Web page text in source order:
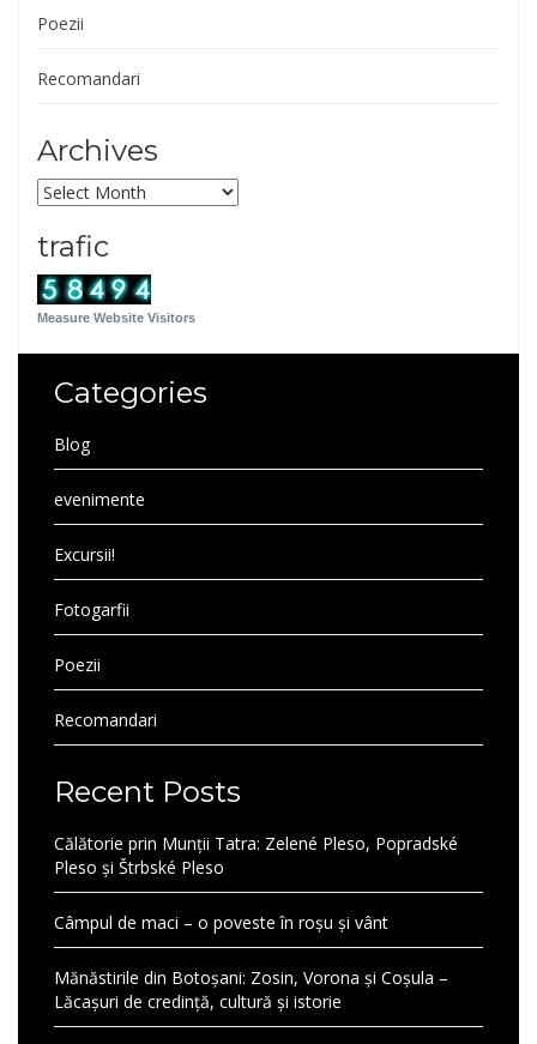
Poezii
Recomandari
Archives
Archives
trafic
Measure Website Visitors
Categories
Blog
evenimente
Excursii!
Fotogarfii
Poezii
Recomandari
Recent Posts
Călătorie prin Munții Tatra: Zelené Pleso, Popradské
Pleso și Štrbské Pleso
Câmpul de maci – o poveste în roșu și vânt
Mănăstirile din Botoșani: Zosin, Vorona și Coșula –
Lăcașuri de credință, cultură și istorie